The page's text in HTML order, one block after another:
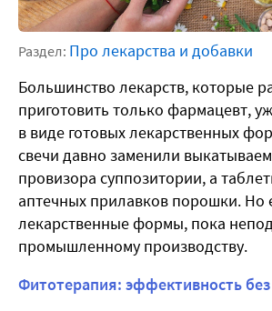
Раздел: Про лекарства и добавки
Большинство лекарств, которые
приготовить только фармацевт,
в виде готовых лекарственных
свечи давно заменили
провизора суппозитории, а
аптечных прилавков порошки. Но
лекарственные формы, пока
промышленному производству.
Фитотерапия: эффективность